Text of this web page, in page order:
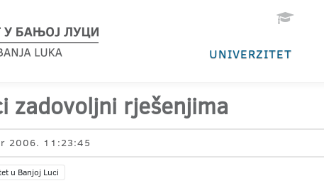
UNIVERZITET
zadovoljni rješenjima
2006. 11:23:45
u Banjoj Luci